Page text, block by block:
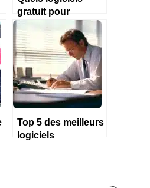
gratuit pour
architecte en 2023
?
Top 5 des meilleurs
logiciels